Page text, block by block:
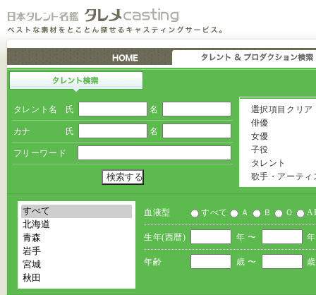
タレント名 氏 名
カナ 氏 名
フリーワード
選択項目クリア
俳優
女優
子役
タレント
歌手・アーティ
血液型 すべて Ａ Ｂ Ｏ
生年(西暦) 年 〜
年齢 歳 〜 歳